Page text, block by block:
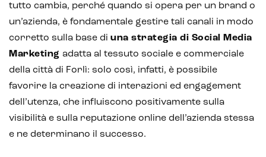
tutto cambia, perché quando si opera per un brand o
un’azienda, è fondamentale gestire tali canali in modo
corretto sulla base di una strategia di Social Media
Marketing adatta al tessuto sociale e commerciale
della città di Forlì: solo così, infatti, è possibile
favorire la creazione di interazioni ed engagement
dell’utenza, che influiscono positivamente sulla
visibilità e sulla reputazione online dell’azienda stessa
e ne determinano il successo.